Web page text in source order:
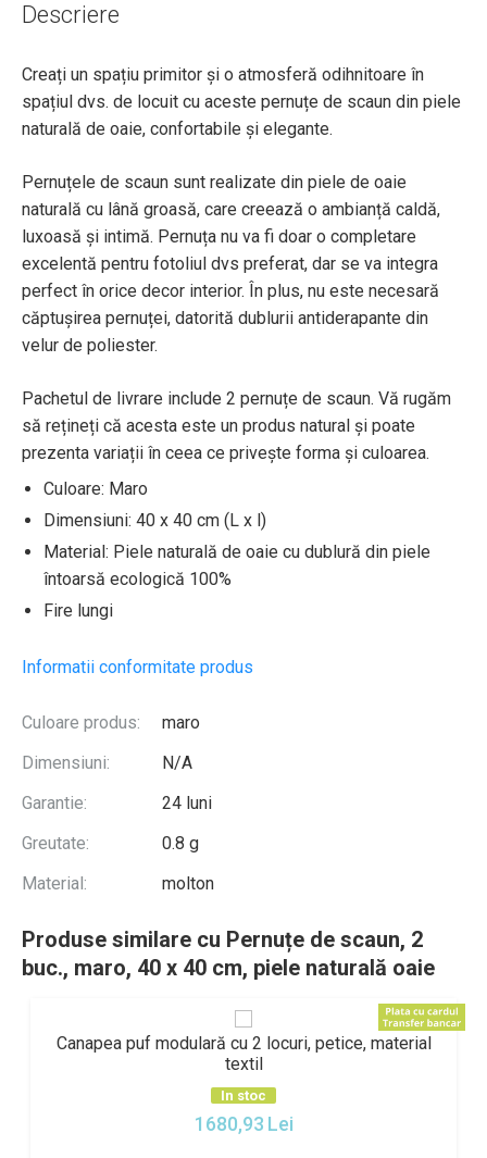
Descriere
Creați un spațiu primitor și o atmosferă odihnitoare în
spațiul dvs. de locuit cu aceste pernuțe de scaun din piele
naturală de oaie, confortabile și elegante.
Pernuțele de scaun sunt realizate din piele de oaie
naturală cu lână groasă, care creează o ambianță caldă,
luxoasă și intimă. Pernuța nu va fi doar o completare
excelentă pentru fotoliul dvs preferat, dar se va integra
perfect în orice decor interior. În plus, nu este necesară
căptușirea pernuței, datorită dublurii antiderapante din
velur de poliester.
Pachetul de livrare include 2 pernuțe de scaun. Vă rugăm
să rețineți că acesta este un produs natural și poate
prezenta variații în ceea ce privește forma și culoarea.
Culoare: Maro
Dimensiuni: 40 x 40 cm (L x l)
Material: Piele naturală de oaie cu dublură din piele
întoarsă ecologică 100%
Fire lungi
Informatii conformitate produs
Culoare produs:
maro
Dimensiuni:
N/A
Garantie:
24 luni
Greutate:
0.8 g
Material:
molton
Produse similare cu Pernuțe de scaun, 2
buc., maro, 40 x 40 cm, piele naturală oaie
Canapea puf modulară cu 2 locuri, petice, material
textil
In stoc
1680,93 Lei